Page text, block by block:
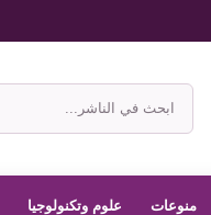
ابحث
في
الناشر
منوعات علوم وتكنولوجيا